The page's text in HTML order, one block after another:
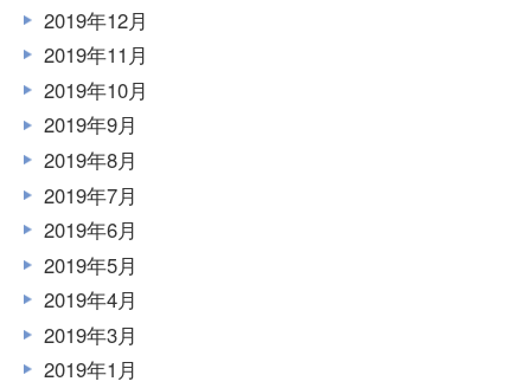
2019年12月
2019年11月
2019年10月
2019年9月
2019年8月
2019年7月
2019年6月
2019年5月
2019年4月
2019年3月
2019年1月